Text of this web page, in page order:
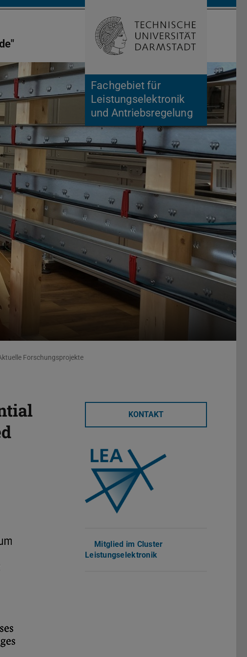
Fachgebiet für
Leistungselektronik
und Antriebsregelung
Suche öffnen
Forschungsprojekte
KONTAKT
Mitglied im Cluster
Leistungselektronik